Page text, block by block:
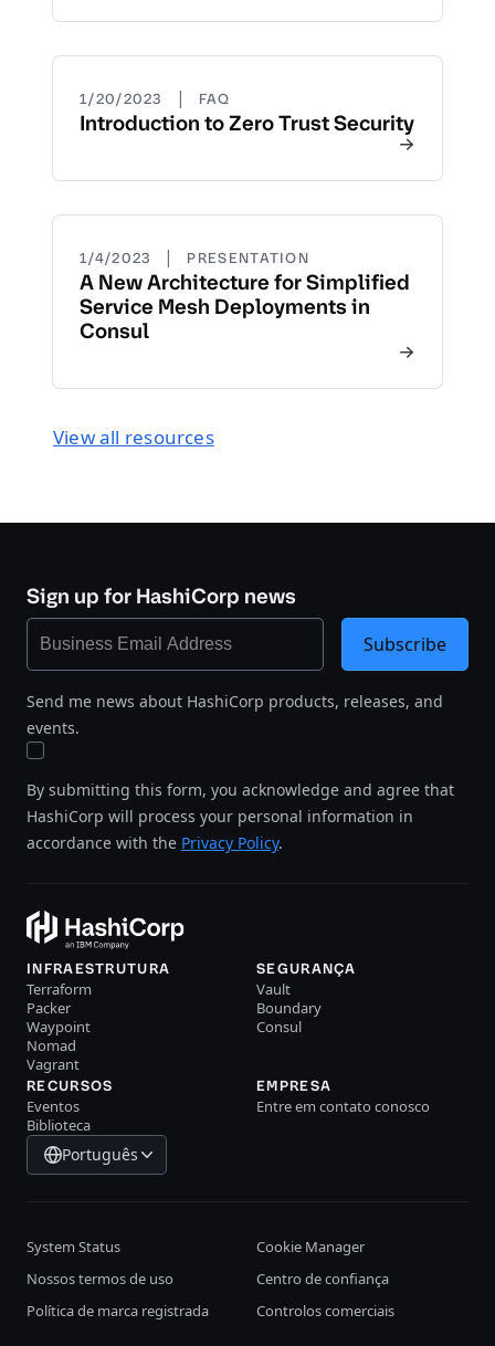
1/20/2023 | FAQ
Introduction to Zero Trust Security
1/4/2023 | PRESENTATION
A New Architecture for Simplified
Service Mesh Deployments in
Consul
View all resources
Sign up for HashiCorp news
Send me news about HashiCorp products, releases, and
events.
By submitting this form, you acknowledge and agree that
HashiCorp will process your personal information in
accordance with the Privacy Policy.
Subscribe
INFRAESTRUTURA
Terraform
Packer
Waypoint
Nomad
Vagrant
SEGURANÇA
Vault
Boundary
Consul
RECURSOS
Eventos
Biblioteca
EMPRESA
Entre em contato conosco
Português
System Status
Cookie Manager
Nossos termos de uso
Centro de confiança
Política de marca registrada
Controlos comerciais